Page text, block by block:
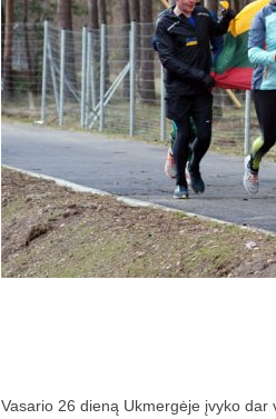
Vasario 26 dieną Ukmergėje įvyko dar